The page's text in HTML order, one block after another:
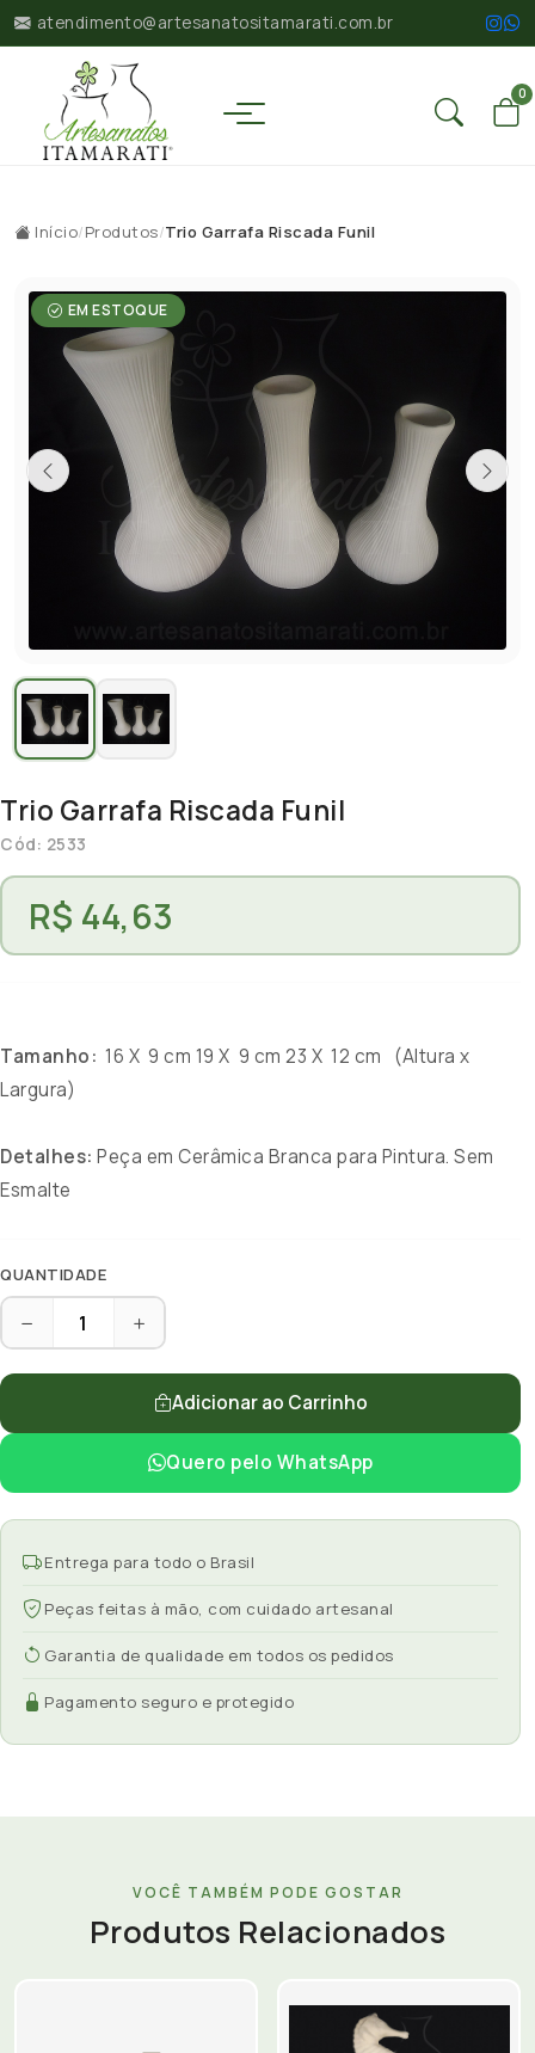
atendimento@artesanatositamarati.com.br
0
Início/Produtos/Trio Garrafa Riscada Funil
EM ESTOQUE
Trio Garrafa Riscada Funil
Cód: 2533
R$ 44,63
Tamanho: 16 X 9 cm 19 X 9 cm 23 X 12 cm (Altura x
Largura)
Detalhes: Peça em Cerâmica Branca para Pintura. Sem
Esmalte
QUANTIDADE
Adicionar ao Carrinho
Quero pelo WhatsApp
Entrega para todo o Brasil
Peças feitas à mão, com cuidado artesanal
Garantia de qualidade em todos os pedidos
Pagamento seguro e protegido
VOCÊ TAMBÉM PODE GOSTAR
Produtos Relacionados